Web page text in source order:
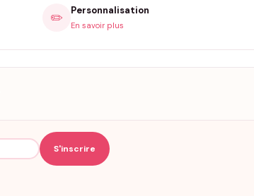
✏️ Personnalisation
En savoir plus